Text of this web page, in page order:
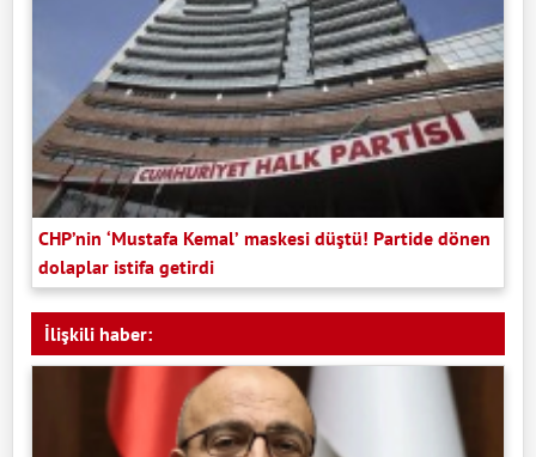
CHP’nin ‘Mustafa Kemal’ maskesi düştü! Partide dönen
dolaplar istifa getirdi
İlişkili haber: